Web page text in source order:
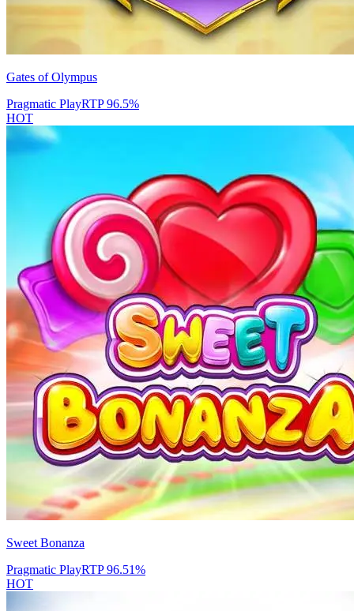
Gates of Olympus
Pragmatic PlayRTP96.5%
HOT
Sweet Bonanza
Pragmatic PlayRTP96.51%
HOT